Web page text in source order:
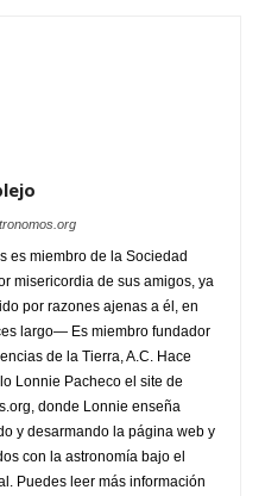
es miembro de la Sociedad
misericordia de sus amigos, ya
por razones ajenas a él, en
largo— Es miembro fundador
de la Tierra, A.C. Hace
Lonnie Pacheco el site de
donde Lonnie enseña
y desarmando la página web y
con la astronomía bajo el
Puedes leer más información